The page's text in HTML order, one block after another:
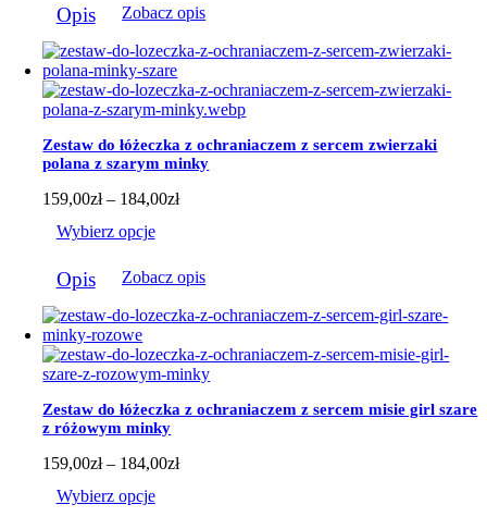
do
produkt
ma
wiele
wariantów.
Opcje
można
wybrać
na
stronie
produktu
Opis Zobacz opis
Zestaw do łóżeczka z ochraniaczem z sercem zwierzaki
polana z szarym minky
159,00zł – 184,00złZakres
do
Wybierz opcje
produkt
ma
wiele
wariantów.
Opcje
można
wybrać
na
stronie
produktu
Opis Zobacz opis
Zestaw do łóżeczka z ochraniaczem z sercem misie girl szare
z różowym minky
159,00zł – 184,00złZakres
Wybierz opcje